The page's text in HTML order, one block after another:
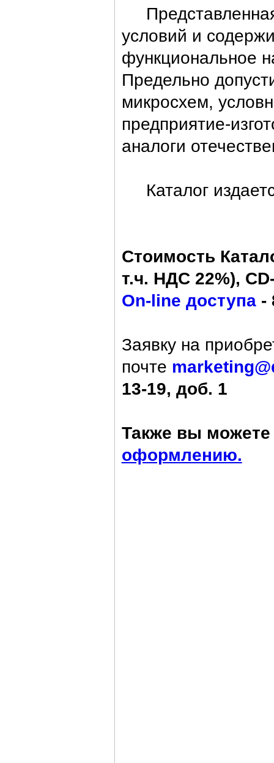
условий и
функциональное
Предельно
микросхем,
предприятие-
аналоги
Каталог
Стоимость
т.ч. НДС 22%),
On-line доступа-
Заявку на
почте
13-19, доб. 1
Также вы
оформлению.